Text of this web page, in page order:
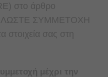
στο άρθρο
ΣΥΜΜΕΤΟΧΗ
στοιχεία σας στη
μέχρι την